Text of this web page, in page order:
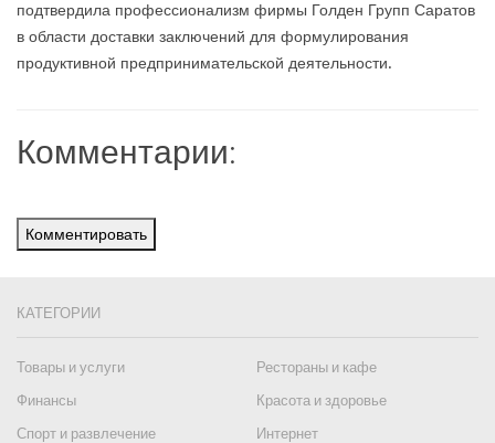
подтвердила профессионализм фирмы Голден Групп Саратов
в области доставки заключений для формулирования
продуктивной предпринимательской деятельности.
Комментарии:
Комментировать
КАТЕГОРИИ
Товары и услуги
Рестораны и кафе
Финансы
Красота и здоровье
Спорт и развлечение
Интернет